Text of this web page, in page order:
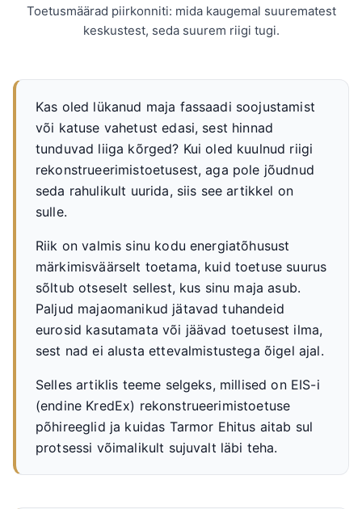
Toetusmäärad piirkonniti: mida kaugemal suurematest
keskustest, seda suurem riigi tugi.
Kas oled lükanud maja fassaadi soojustamist
või katuse vahetust edasi, sest hinnad
tunduvad liiga kõrged? Kui oled kuulnud riigi
rekonstrueerimistoetusest, aga pole jõudnud
seda rahulikult uurida, siis see artikkel on
sulle.
Riik on valmis sinu kodu energiatõhusust
märkimisväärselt toetama, kuid toetuse suurus
sõltub otseselt sellest, kus sinu maja asub.
Paljud majaomanikud jätavad tuhandeid
eurosid kasutamata või jäävad toetusest ilma,
sest nad ei alusta ettevalmistustega õigel ajal.
Selles artiklis teeme selgeks, millised on EIS-i
(endine KredEx) rekonstrueerimistoetuse
põhireeglid ja kuidas Tarmor Ehitus aitab sul
protsessi võimalikult sujuvalt läbi teha.